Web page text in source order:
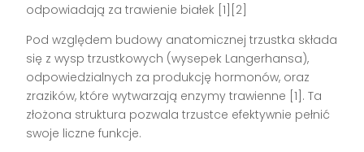
odpowiadają za trawienie białek [1][2]
Pod względem budowy anatomicznej trzustka składa
się z wysp trzustkowych (wysepek Langerhansa),
odpowiedzialnych za produkcję hormonów, oraz
zrazików, które wytwarzają enzymy trawienne [1]. Ta
złożona struktura pozwala trzustce efektywnie pełnić
swoje liczne funkcje.